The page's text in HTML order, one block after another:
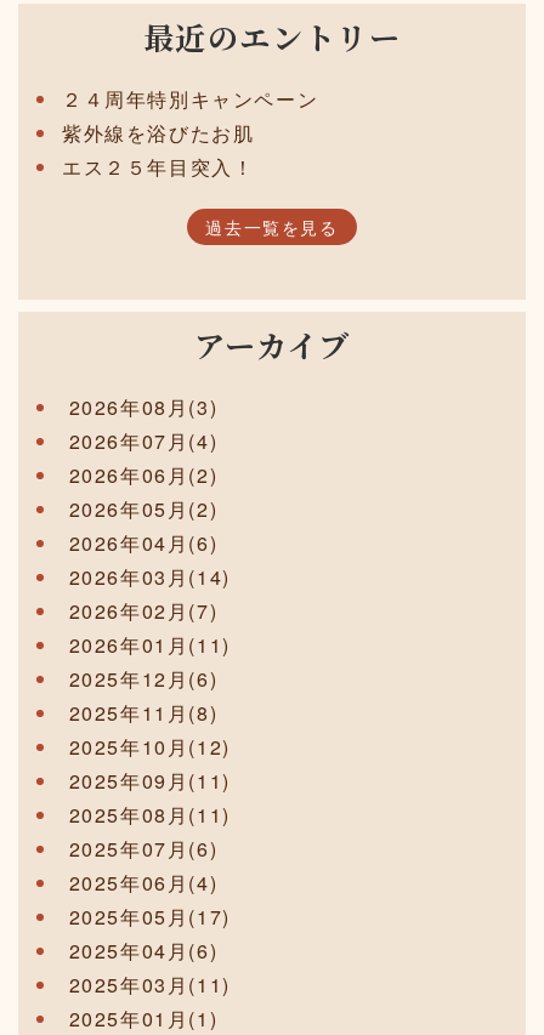
最近のエントリー
２４周年特別キャンペーン
紫外線を浴びたお肌
エス２５年目突入！
過去一覧を見る
アーカイブ
2026年08月(3)
2026年07月(4)
2026年06月(2)
2026年05月(2)
2026年04月(6)
2026年03月(14)
2026年02月(7)
2026年01月(11)
2025年12月(6)
2025年11月(8)
2025年10月(12)
2025年09月(11)
2025年08月(11)
2025年07月(6)
2025年06月(4)
2025年05月(17)
2025年04月(6)
2025年03月(11)
2025年01月(1)